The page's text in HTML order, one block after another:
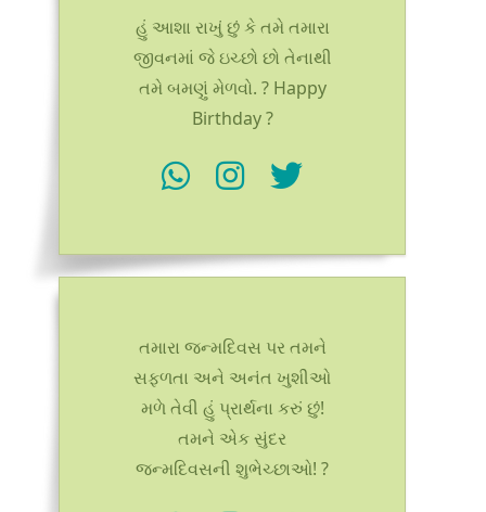
હું આશા રાખું છું કે તમે તમારા
જીવનમાં જે ઇચ્છો છો તેનાથી
તમે બમણું મેળવો. ? Happy
Birthday ?
તમારા જન્મદિવસ પર તમને
સફળતા અને અનંત ખુશીઓ
મળે તેવી હું પ્રાર્થના કરું છું!
તમને એક સુંદર
જન્મદિવસની શુભેચ્છાઓ! ?